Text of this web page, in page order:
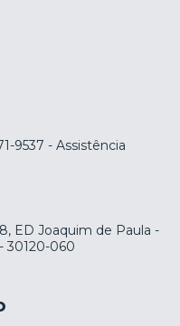
9537 - Assistência
ED Joaquim de Paula -
30120-060